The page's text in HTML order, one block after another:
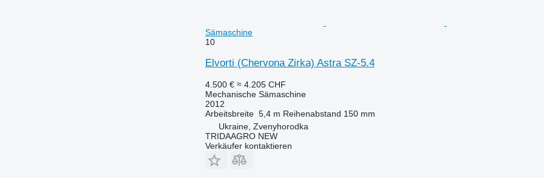
Sämaschine
10
Elvorti (Chervona Zirka) Astra SZ-5.4
4.500 € ≈ 4.205 CHF
Mechanische Sämaschine
2012
Arbeitsbreite 5,4 m Reihenabstand 150 mm
Ukraine, Zvenyhorodka
TRIDAAGRO NEW
Verkäufer kontaktieren